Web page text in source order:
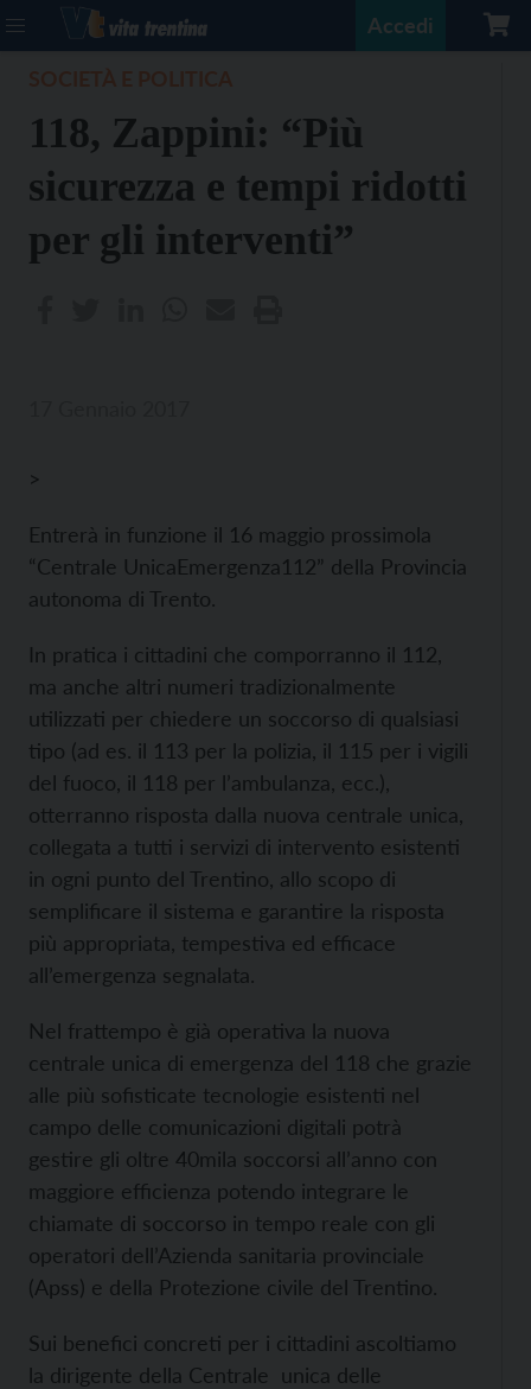
Accedi
118, Zappini: “Più
sicurezza e tempi ridotti
per gli interventi”
>
Entrerà in funzione il 16 maggio prossimola
“Centrale UnicaEmergenza112” della Provincia
autonoma di Trento.
In pratica i cittadini che comporranno il 112,
ma anche altri numeri tradizionalmente
utilizzati per chiedere un soccorso di qualsiasi
tipo (ad es. il 113 per la polizia, il 115 per i vigili
del fuoco, il 118 per l’ambulanza, ecc.),
otterranno risposta dalla nuova centrale unica,
collegata a tutti i servizi di intervento esistenti
in ogni punto del Trentino, allo scopo di
semplificare il sistema e garantire la risposta
più appropriata, tempestiva ed efficace
all’emergenza segnalata.
Nel frattempo è già operativa la nuova
centrale unica di emergenza del 118 che grazie
alle più sofisticate tecnologie esistenti nel
campo delle comunicazioni digitali potrà
gestire gli oltre 40mila soccorsi all’anno con
maggiore efficienza potendo integrare le
chiamate di soccorso in tempo reale con gli
operatori dell’Azienda sanitaria provinciale
(Apss) e della Protezione civile del Trentino.
Sui benefici concreti per i cittadini ascoltiamo
la dirigente della Centrale unica delle